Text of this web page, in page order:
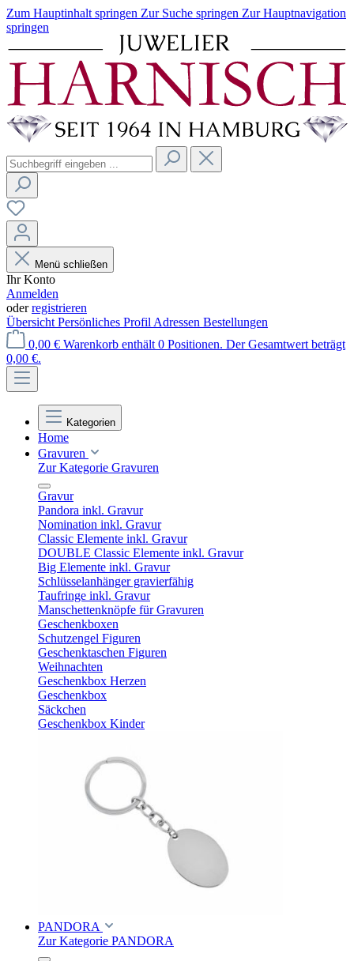
Zum Hauptinhalt springen Zur Suche springen Zur Hauptnavigation
springen
Menü schließen
Ihr Konto
Anmelden
oderregistrieren
Übersicht Persönliches Profil Adressen Bestellungen
0,00 € Warenkorb enthält 0 Positionen. Der Gesamtwert beträgt
0,00 €.
Kategorien
Home
Gravuren
Zur Kategorie Gravuren
Gravur
Pandora inkl. Gravur
Nomination inkl. Gravur
Classic Elemente inkl. Gravur
DOUBLE Classic Elemente inkl. Gravur
Big Elemente inkl. Gravur
Schlüsselanhänger gravierfähig
Taufringe inkl. Gravur
Manschettenknöpfe für Gravuren
Geschenkboxen
Schutzengel Figuren
Geschenktaschen Figuren
Weihnachten
Geschenkbox Herzen
Geschenkbox
Säckchen
Geschenkbox Kinder
PANDORA
Zur Kategorie PANDORA